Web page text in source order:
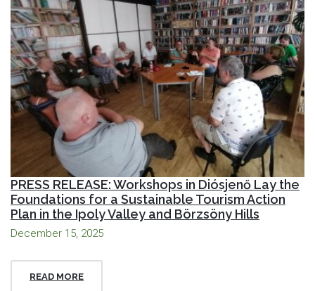
PRESS RELEASE: Workshops in Diósjenő Lay the
Foundations for a Sustainable Tourism Action
Plan in the Ipoly Valley and Börzsöny Hills
December 15, 2025
READ MORE